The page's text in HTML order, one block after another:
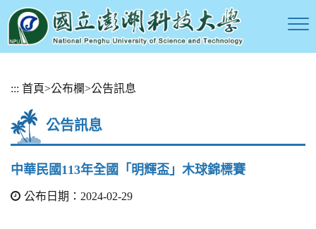
::: 首頁>公布欄>公告訊息
公告訊息
中華民國113年全國「明輝盃」木球錦標賽
公布日期：2024-02-29